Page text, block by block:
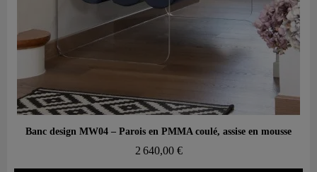
Aperçu rapide
Banc design MW04 – Parois en PMMA coulé, assise en mousse
2 640,00 €